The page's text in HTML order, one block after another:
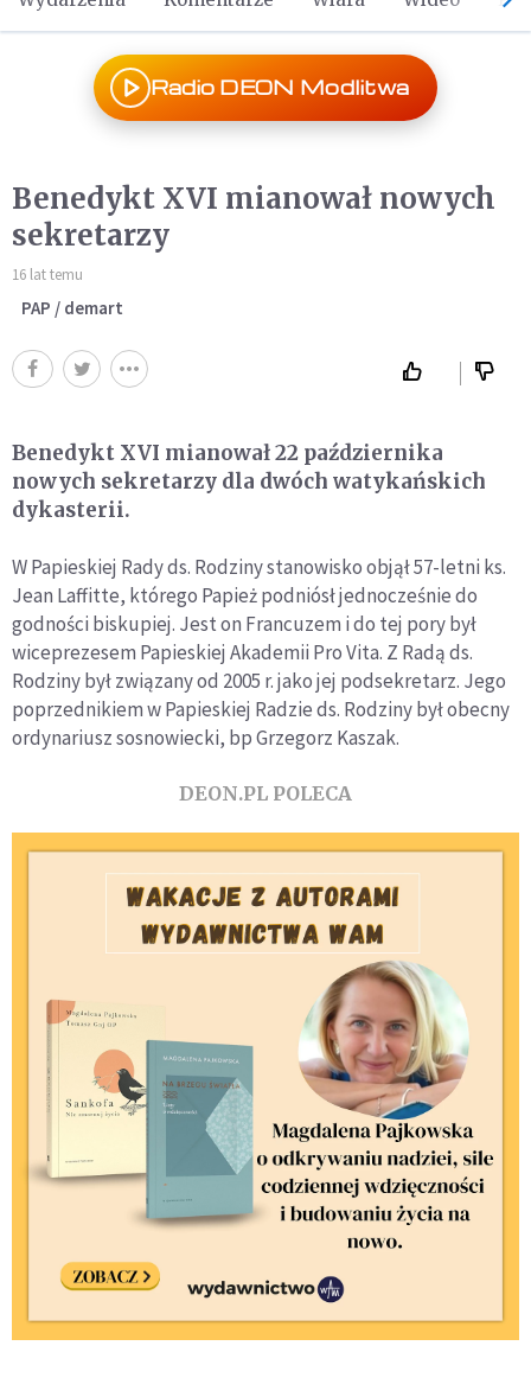
Radio DEON Modlitwa
Benedykt XVI mianował nowych
sekretarzy
16 lat temu
PAP / demart
Benedykt XVI mianował 22 października
nowych sekretarzy dla dwóch watykańskich
dykasterii.
W Papieskiej Rady ds. Rodziny stanowisko objął 57-letni ks.
Jean Laffitte, którego Papież podniósł jednocześnie do
godności biskupiej. Jest on Francuzem i do tej pory był
wiceprezesem Papieskiej Akademii Pro Vita. Z Radą ds.
Rodziny był związany od 2005 r. jako jej podsekretarz. Jego
poprzednikiem w Papieskiej Radzie ds. Rodziny był obecny
ordynariusz sosnowiecki, bp Grzegorz Kaszak.
DEON.PL POLECA